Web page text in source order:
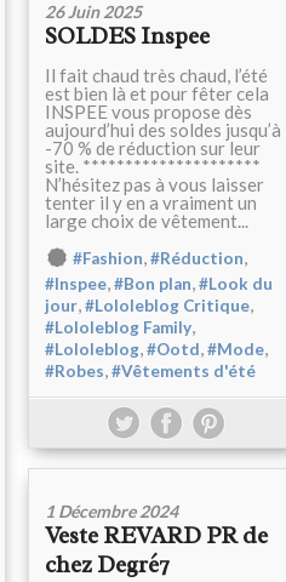
26 Juin 2025
SOLDES Inspee
Il fait chaud très chaud, l’été
est bien là et pour fêter cela
INSPEE vous propose dès
aujourd’hui des soldes jusqu’à
-70 % de réduction sur leur
site. *********************
N’hésitez pas à vous laisser
tenter il y en a vraiment un
large choix de vêtement...
#Fashion,#Réduction,
#Inspee,#Bon plan,#Look du
jour,#Lololeblog Critique,
#Lololeblog Family,
#Lololeblog,#Ootd,#Mode,
#Robes,#Vêtements d'été
1 Décembre 2024
Veste REVARD PR de
chez Degré7